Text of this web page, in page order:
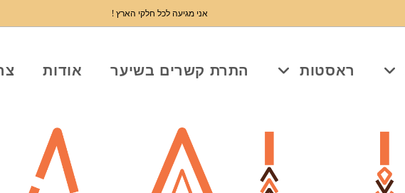
אני מגיעה לכל חלקי הארץ !
ראסטות התרת קשרים בשיער אודות